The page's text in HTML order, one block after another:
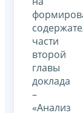
части
второй
главы
доклада
–
«Анализ